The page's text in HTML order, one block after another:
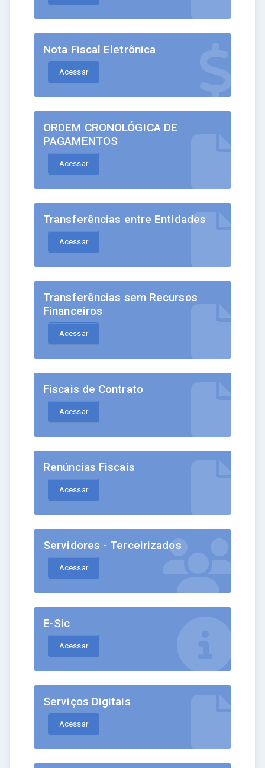
Nota Fiscal Eletrônica
Acessar
ORDEM CRONOLÓGICA DE
PAGAMENTOS
Acessar
Transferências entre Entidades
Acessar
Transferências sem Recursos
Financeiros
Acessar
Fiscais de Contrato
Acessar
Renúncias Fiscais
Acessar
Servidores - Terceirizados
Acessar
E-Sic
Acessar
Serviços Digitais
Acessar